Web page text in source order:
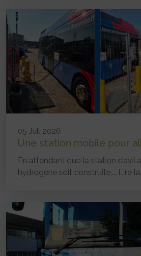
05 Juil 2026
Une station mobile pour
En attendant que la station
hydrogène soit construite,... Lire